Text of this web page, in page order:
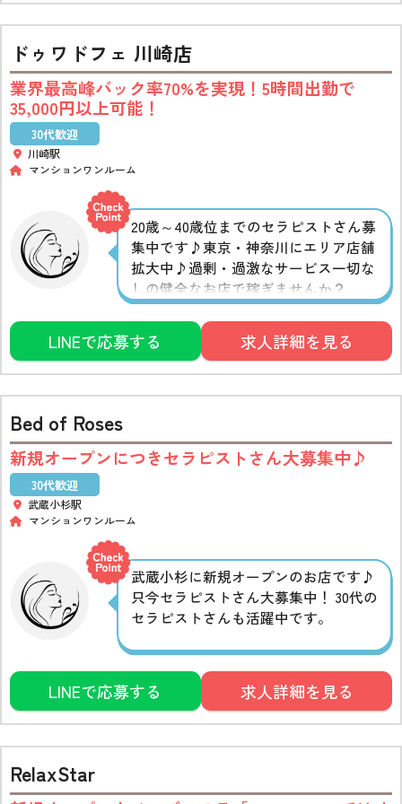
ドゥワドフェ 川崎店
業界最高峰バック率70%を実現！5時間出勤で
35,000円以上可能！
30代歓迎
川崎駅
マンションワンルーム
20歳～40歳位までのセラピストさん募
集中です♪東京・神奈川にエリア店舗
拡大中♪過剰・過激なサービス一切な
しの健全なお店で稼ぎませんか？
LINEで応募する 求人詳細を見る
Bed of Roses
新規オープンにつきセラピストさん大募集中♪
30代歓迎
武蔵小杉駅
マンションワンルーム
武蔵小杉に新規オープンのお店です♪
只今セラピストさん大募集中！ 30代の
セラピストさんも活躍中です。
LINEで応募する 求人詳細を見る
RelaxStar